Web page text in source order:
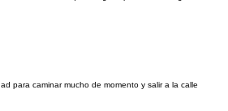
para caminar mucho de momento y salir a la calle